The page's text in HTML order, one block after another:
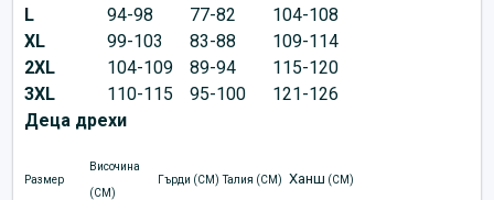
L
94-98 77-82
104-108
XL
99-103 83-88
109-114
2XL
104-109 89-94
115-120
3XL
110-115 95-100
121-126
Деца дрехи
Размер
Височина
(CM)
Гърди (CM) Талия (CM) Ханш (CM)